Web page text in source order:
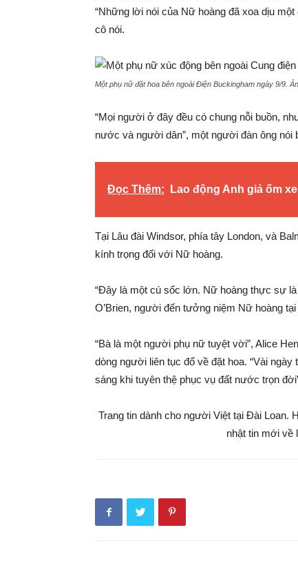
“Những lời nói của Nữ hoàng đã xoa dịu
cô nói.
Một phụ nữ đặt hoa bên ngoài Điện Buckingham ngày 9/9.
“Mọi người ở đây đều có chung nỗi buồn,
nước và người dân”, một người đàn ông nói
Đọc Thêm: Lao động Anh giả ốm
Tại Lâu đài Windsor, phía tây London, và
kính trọng đối với Nữ hoàng.
“Đây là một cú sốc lớn. Nữ hoàng thực sự là
O’Brien, người đến tưởng niệm Nữ hoàng
“Bà là một người phụ nữ tuyệt vời”, Alice
dòng người liên tục đổ về đặt hoa. “Vài
sáng khi tuyên thệ phục vụ đất nước trọn
Trang tin dành cho người Việt tại Đài Loan.
nhật tin mới về